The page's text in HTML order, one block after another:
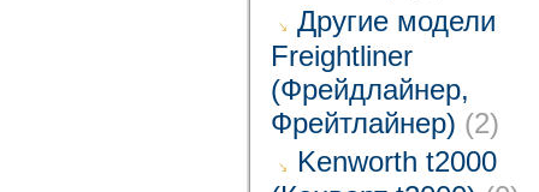
Другие модели
Freightliner
(Фрейдлайнер,
Фрейтлайнер) (2)
Kenworth t2000